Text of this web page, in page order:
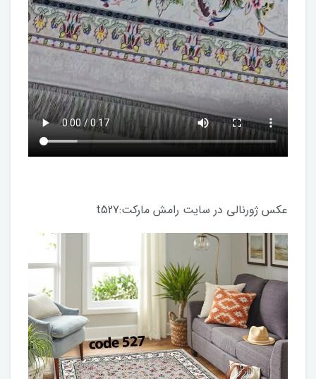
عکس ژورنالی در سایت رامش مارکت:t527